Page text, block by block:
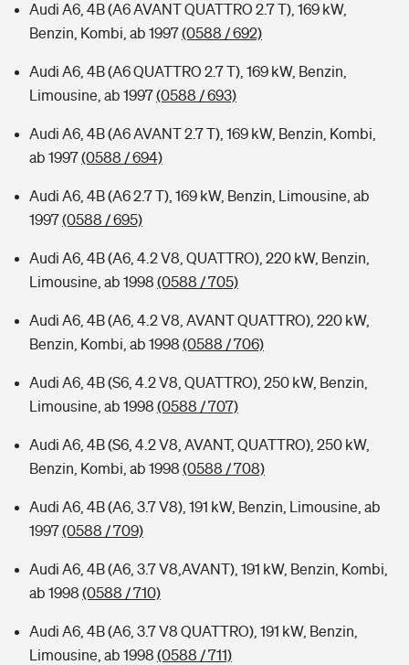
Audi A6, 4B (A6 AVANT QUATTRO 2.7 T), 169 kW,
Benzin, Kombi, ab 1997(0588 / 692)
Audi A6, 4B (A6 QUATTRO 2.7 T), 169 kW, Benzin,
Limousine, ab 1997(0588 / 693)
Audi A6, 4B (A6 AVANT 2.7 T), 169 kW, Benzin, Kombi,
ab 1997(0588 / 694)
Audi A6, 4B (A6 2.7 T), 169 kW, Benzin, Limousine, ab
1997(0588 / 695)
Audi A6, 4B (A6, 4.2 V8, QUATTRO), 220 kW, Benzin,
Limousine, ab 1998 (0588 / 705)
Audi A6, 4B (A6, 4.2 V8, AVANT QUATTRO), 220 kW,
Benzin, Kombi, ab 1998 (0588 / 706)
Audi A6, 4B (S6, 4.2 V8, QUATTRO), 250 kW, Benzin,
Limousine, ab 1998 (0588 / 707)
Audi A6, 4B (S6, 4.2 V8, AVANT, QUATTRO), 250 kW,
Benzin, Kombi, ab 1998 (0588 / 708)
Audi A6, 4B (A6, 3.7 V8), 191 kW, Benzin, Limousine, ab
1997(0588 / 709)
Audi A6, 4B (A6, 3.7 V8,AVANT), 191 kW, Benzin, Kombi,
ab 1998 (0588 / 710)
Audi A6, 4B (A6, 3.7 V8 QUATTRO), 191 kW, Benzin,
Limousine, ab 1998 (0588 / 711)